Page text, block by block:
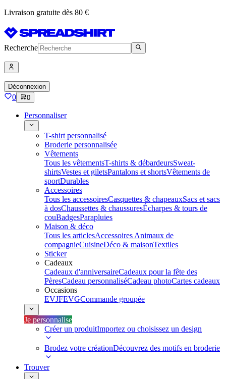
Livraison gratuite dès 80 €
Recherche
Déconnexion
0 0
Personnaliser
T-shirt personnalisé
Broderie personnalisée
Vêtements
Tous les vêtementsT-shirts & débardeursSweat-
shirtsVestes et giletsPantalons et shortsVêtements de
sportDurables
Accessoires
Tous les accessoiresCasquettes & chapeauxSacs et sacs
à dosChaussettes & chaussuresÉcharpes & tours de
couBadgesParapluies
Maison & déco
Tous les articlesAccessoires Animaux de
compagnieCuisineDéco & maisonTextiles
Sticker
Cadeaux
Cadeaux d'anniversaireCadeaux pour la fête des
PèresCadeau personnaliséCadeau photoCartes cadeaux
Occasions
EVJFEVGCommande groupée
Je personnalise
Créer un produitImportez ou choisissez un design
Brodez votre créationDécouvrez des motifs en broderie
Trouver